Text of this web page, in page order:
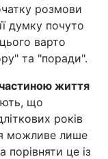
розмови
думку почуто
варто
та "поради".
життя
що
років
можливе лише
це із